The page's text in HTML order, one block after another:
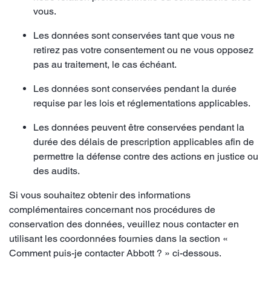
vous.
Les données sont conservées tant que vous ne
retirez pas votre consentement ou ne vous opposez
pas au traitement, le cas échéant.
Les données sont conservées pendant la durée
requise par les lois et réglementations applicables.
Les données peuvent être conservées pendant la
durée des délais de prescription applicables afin de
permettre la défense contre des actions en justice ou
des audits.
Si vous souhaitez obtenir des informations
complémentaires concernant nos procédures de
conservation des données, veuillez nous contacter en
utilisant les coordonnées fournies dans la section «
Comment puis-je contacter Abbott ? » ci-dessous.